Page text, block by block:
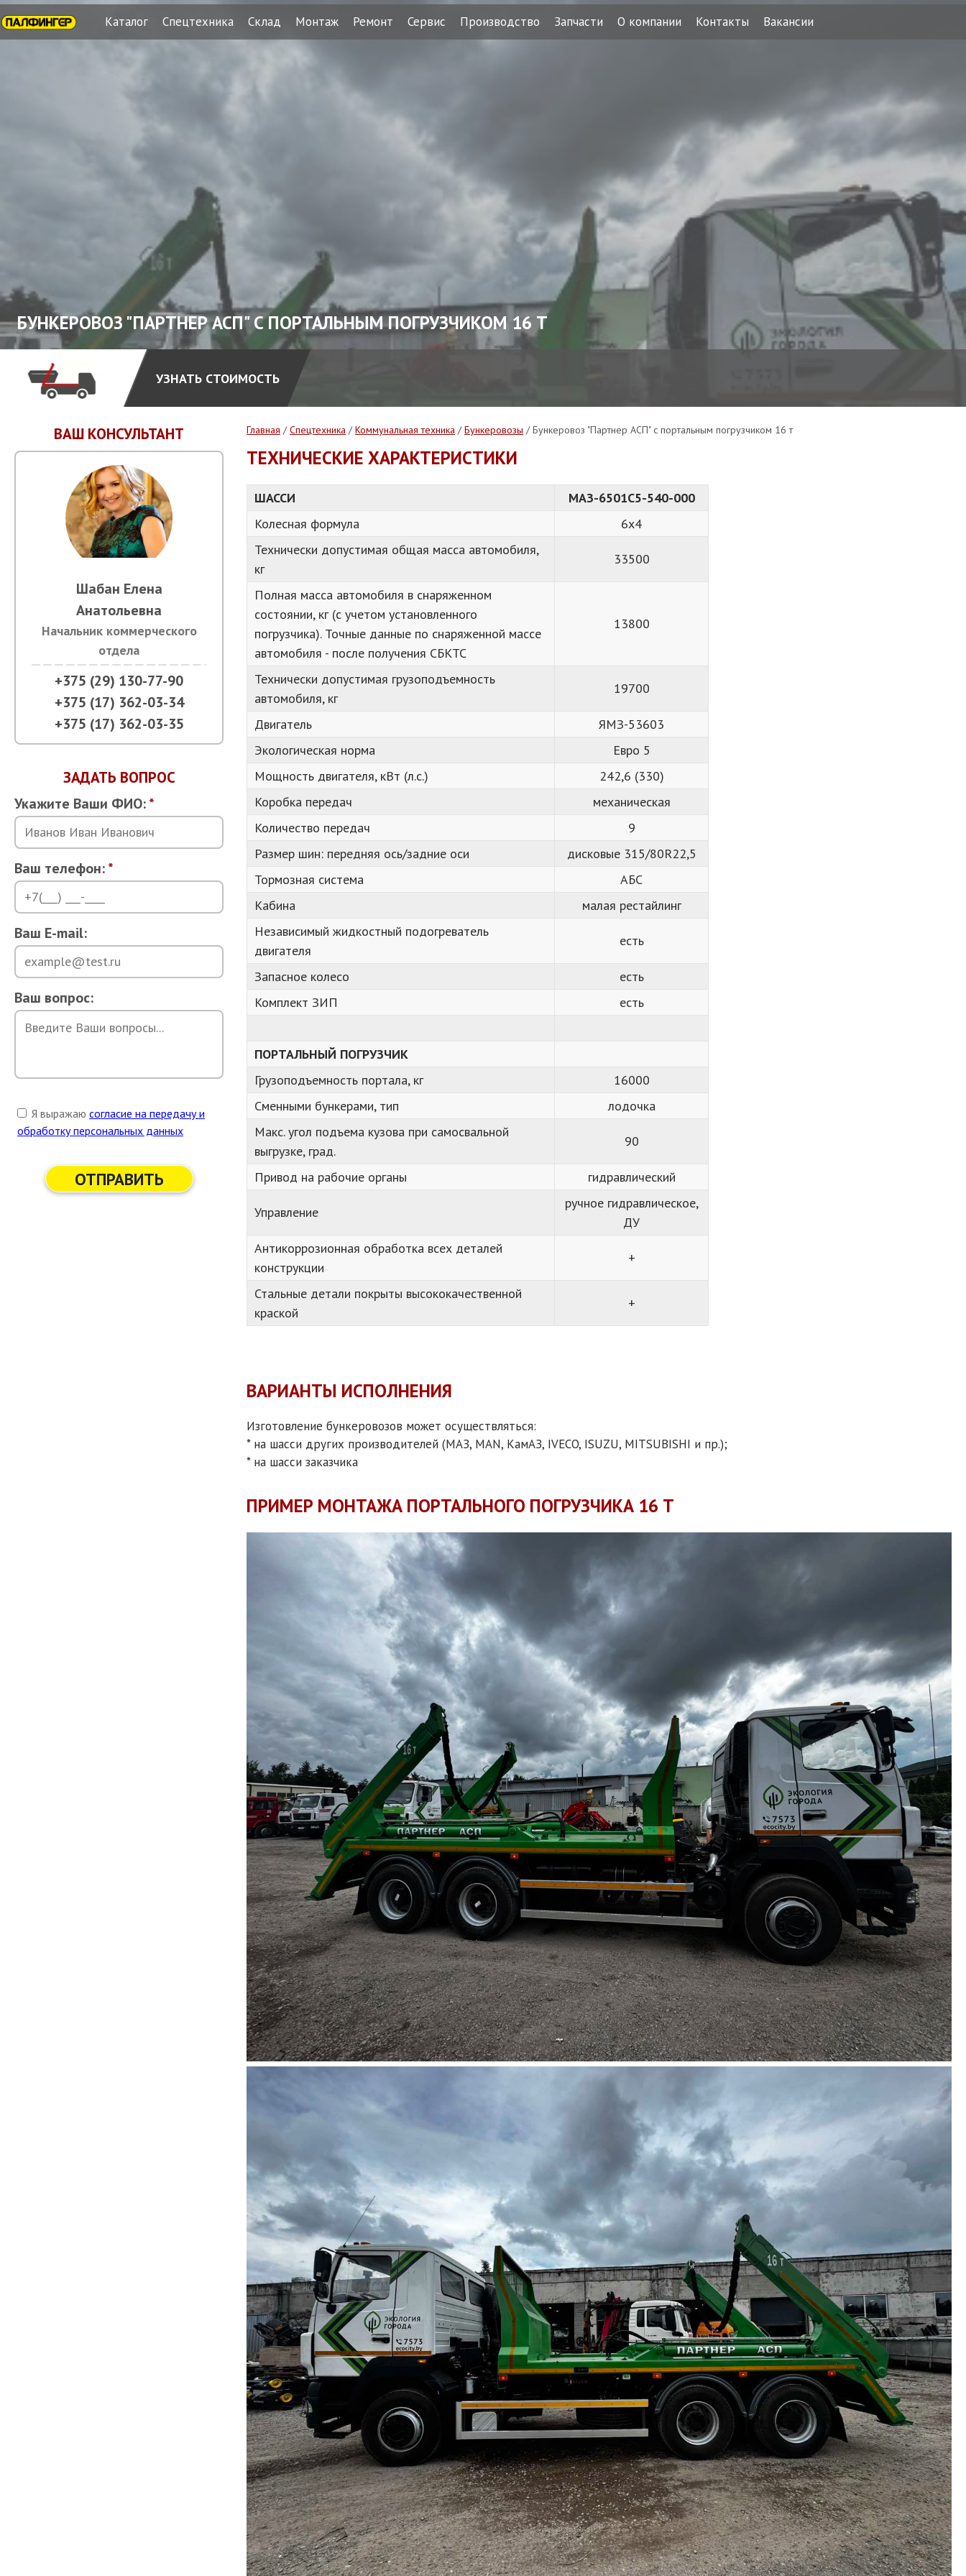
Каталог Спецтехника Склад Монтаж Ремонт Сервис Производство Запчасти О компании Контакты Вакансии
БУНКЕРОВОЗ "ПАРТНЕР АСП" С ПОРТАЛЬНЫМ ПОГРУЗЧИКОМ 16 Т
УЗНАТЬ СТОИМОСТЬ
ВАШ КОНСУЛЬТАНТ
Шабан Елена
Анатольевна
Начальник коммерческого
отдела
+375 (29) 130-77-90
+375 (17) 362-03-34
+375 (17) 362-03-35
ЗАДАТЬ ВОПРОС
Укажите Ваши ФИО:*
Ваш телефон:*
Ваш E-mail:
Ваш вопрос:
Я выражаю согласие на передачу и
обработку персональных данных
ОТПРАВИТЬ
Главная /Спецтехника /Коммунальная техника /Бункеровозы / Бункеровоз "Партнер АСП" с портальным погрузчиком 16 т
ТЕХНИЧЕСКИЕ ХАРАКТЕРИСТИКИ
ШАССИ
МАЗ-6501C5-540-000
Колесная формула
6х4
Технически допустимая общая масса автомобиля,
кг
33500
Полная масса автомобиля в снаряженном
состоянии, кг (с учетом установленного
погрузчика). Точные данные по снаряженной массе
автомобиля - после получения СБКТС
13800
Технически допустимая грузоподъемность
автомобиля, кг
19700
Двигатель
ЯМЗ-53603
Экологическая норма
Евро 5
Мощность двигателя, кВт (л.с.)
242,6 (330)
Коробка передач
механическая
Количество передач
9
Размер шин: передняя ось/задние оси
дисковые 315/80R22,5
Тормозная система
АБС
Кабина
малая рестайлинг
Независимый жидкостный подогреватель
двигателя
есть
Запасное колесо
есть
Комплект ЗИП
есть
ПОРТАЛЬНЫЙ ПОГРУЗЧИК
Грузоподъемность портала, кг
16000
Сменными бункерами, тип
лодочка
Макс. угол подъема кузова при самосвальной
выгрузке, град.
90
Привод на рабочие органы гидравлический
Управление
ручное гидравлическое,
ДУ
Антикоррозионная обработка всех деталей
конструкции
+
Стальные детали покрыты высококачественной
краской
+
ВАРИАНТЫ ИСПОЛНЕНИЯ
Изготовление бункеровозов может осуществляться:
* на шасси других производителей (МАЗ, MAN, КамАЗ, IVECO, ISUZU, MITSUBISHI и пр.);
* на шасси заказчика
ПРИМЕР МОНТАЖА ПОРТАЛЬНОГО ПОГРУЗЧИКА 16 Т